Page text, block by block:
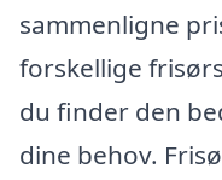
sammenligne
forskellige
du finder den
dine behov.